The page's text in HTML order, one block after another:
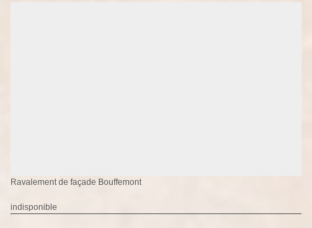
Ravalement de façade Bouffemont
indisponible